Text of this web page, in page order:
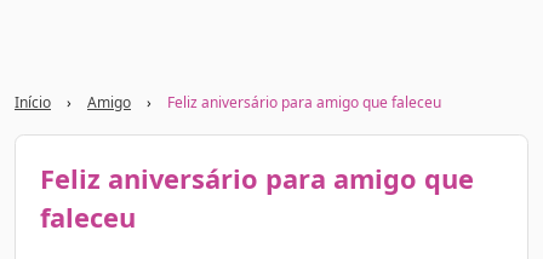
Início › Amigo › Feliz aniversário para amigo que faleceu
Feliz aniversário para amigo que
faleceu